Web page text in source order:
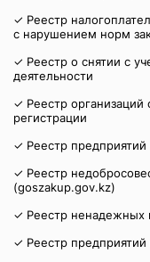
✓ Реестр
с нарушением норм
✓ Реестр о снятии с
деятельности
✓ Реестр организаций
регистрации
✓ Реестр предприятий
✓ Реестр
(goszakup.gov.kz)
✓ Реестр ненадежных
✓ Реестр